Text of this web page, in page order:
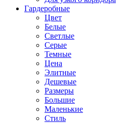
Гардеробные
Цвет
Белые
Светлые
Серые
Темные
Цена
Элитные
Дешевые
Размеры
Большие
Маленькие
Стиль